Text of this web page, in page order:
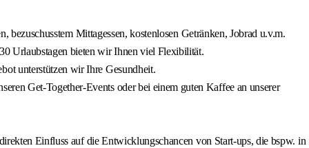
Mittagessen, kostenlosen Getränken, Jobrad u.v.m.
Urlaubstagen bieten wir Ihnen viel Flexibilität.
unterstützen wir Ihre Gesundheit.
Get-Together-Events oder bei einem guten Kaffee an unserer
Einfluss auf die Entwicklungschancen von Start-ups, die bspw. in